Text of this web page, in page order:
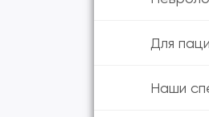
Для
Наши